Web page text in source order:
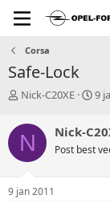
Corsa
Safe-Lock
T
p
i
c
s
a
Nick-C20XE
S
r
t
a
9
N Nick-
Post best
9 jan 2011